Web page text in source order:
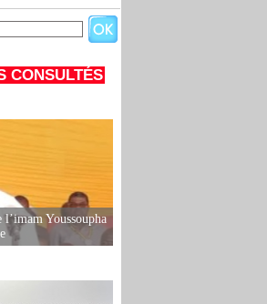
CONSULTÉS
Youssoupha